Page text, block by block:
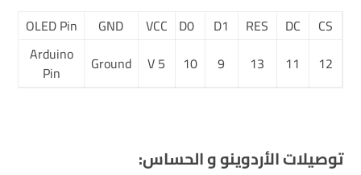
CS
DC
RES
D1
VCC
GND
OLED Pin
12
11
13
9
10
5 V
Ground
Arduino
Pin
توصيلات الأردوينو و الحساس: